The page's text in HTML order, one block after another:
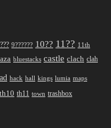
9?????? 10?? 11?? 11th
bluestacks castle clach clah
hack hall kings lumia maps
th10 th11 town trashbox